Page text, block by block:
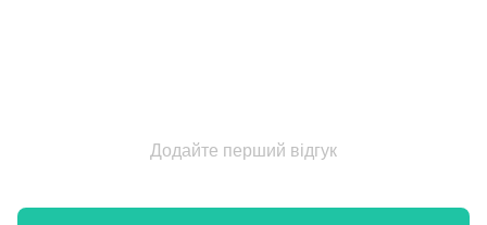
Додайте перший відгук